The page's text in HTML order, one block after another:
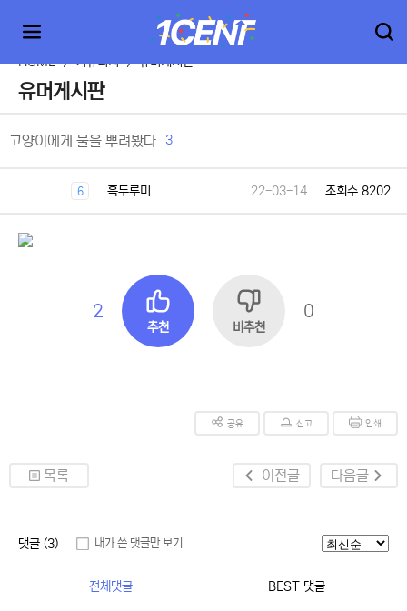
HOME > 커뮤니티 > 유머게시판
유머게시판
고양이에게 물을 뿌려봤다 3
6 흑두루미 22-03-14 조회수 8202
2
추천 비추천
0
공유 신고 인쇄
목록 이전글 다음글
댓글 (3) 내가 쓴 댓글만 보기
전체댓글 BEST 댓글